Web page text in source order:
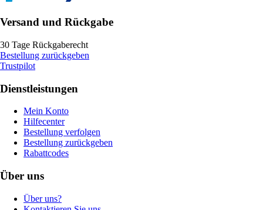
Versand und Rückgabe
30 Tage Rückgaberecht
Bestellung zurückgeben
Trustpilot
Dienstleistungen
Mein Konto
Hilfecenter
Bestellung verfolgen
Bestellung zurückgeben
Rabattcodes
Über uns
Über uns?